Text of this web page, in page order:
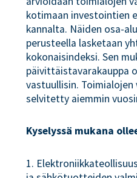
kotimaan investointien
kannalta. Näiden osa-
perusteella lasketaan
kokonaisindeksi. Sen
päivittäistavarakauppa
vastuullisin.
selvitetty aiemmin
Kyselyssä mukana
1.